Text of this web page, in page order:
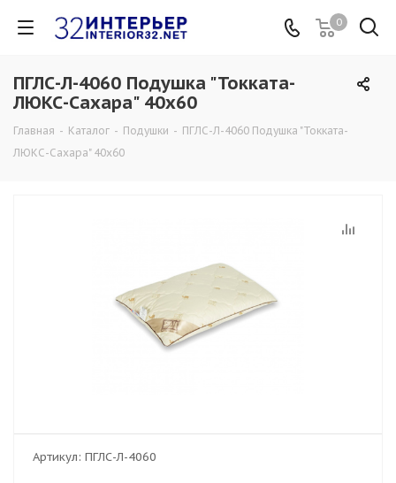
0
ПГЛС-Л-4060 Подушка "Токката-
ЛЮКС-Сахара" 40х60
Главная - Каталог - Подушки - ПГЛС-Л-4060 Подушка "Токката-
ЛЮКС-Сахара" 40х60
Артикул: ПГЛС-Л-4060